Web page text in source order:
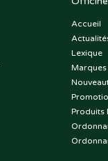
Accueil
Lexique
Produits